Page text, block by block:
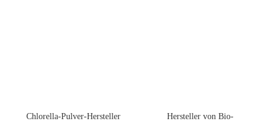
Chlorella-Pulver-Hersteller Hersteller von Bio-